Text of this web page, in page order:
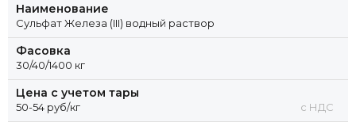
Наименование
Сульфат Железа (III) водный раствор
Фасовка
30/40/1400 кг
Цена с учетом тары
50-54 руб/кг с НДС